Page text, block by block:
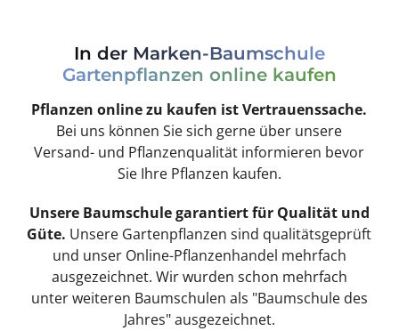
In der Marken-Baumschule
Gartenpflanzen online kaufen
Pflanzen online zu kaufen ist Vertrauenssache.
Bei uns können Sie sich gerne über unsere
Versand- und Pflanzenqualität informieren bevor
Sie Ihre Pflanzen kaufen.
Unsere Baumschule garantiert für Qualität und
Güte. Unsere Gartenpflanzen sind qualitätsgeprüft
und unser Online-Pflanzenhandel mehrfach
ausgezeichnet. Wir wurden schon mehrfach
unter weiteren Baumschulen als "Baumschule des
Jahres" ausgezeichnet.